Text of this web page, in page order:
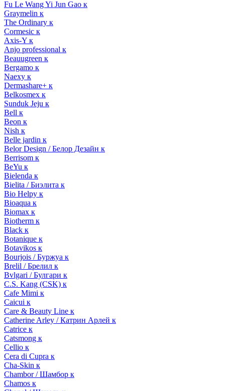
Fu Le Wang Yi Jun Gao к
Graymelin к
The Ordinary к
Cormesic к
Axis-Y к
Anjo professional к
Beauugreen к
Bergamo к
Naexy к
Dermashare+ к
Belkosmex к
Sunduk Jeju к
Bell к
Beon к
Nish к
Belle jardin к
Belor Design / Белор Дезайн к
Berrisom к
BeYu к
Bielenda к
Bielita / Биэлита к
Bio Helpy к
Bioaqua к
Biomax к
Biotherm к
Black к
Botanique к
Botavikos к
Bourjois / Буржуа к
Brelil / Брелил к
Bvlgari / Булгари к
C.S. Kang (CSK) к
Cafe Mimi к
Caicui к
Care & Beauty Line к
Catherine Arley / Катрин Арлей к
Catrice к
Catsmong к
Cellio к
Cera di Cupra к
Cha-Skin к
Chambor / Шамбор к
Chamos к